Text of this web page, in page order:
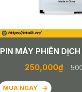
PIN MÁY PHIÊN
250,000₫
MUA NGAY